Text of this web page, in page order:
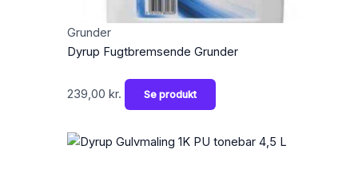
Grunder
Dyrup Fugtbremsende Grunder
239,00 kr. Se produkt